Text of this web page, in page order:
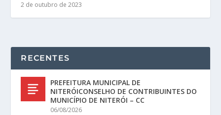
2 de outubro de 2023
RECENTES
PREFEITURA MUNICIPAL DE
NITERÓICONSELHO DE CONTRIBUINTES DO
MUNICÍPIO DE NITERÓI – CC
06/08/2026